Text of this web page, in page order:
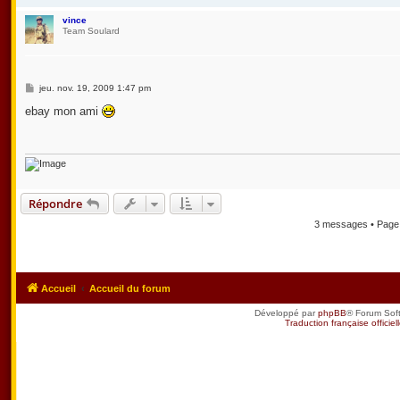
vince
Team Soulard
M
s
jeu. nov. 19, 2009 1:47 pm
ebay mon ami
Répondre
3 messages •
Accueil Accueil du forum
Développé parphpBB® Forum
Traduction française